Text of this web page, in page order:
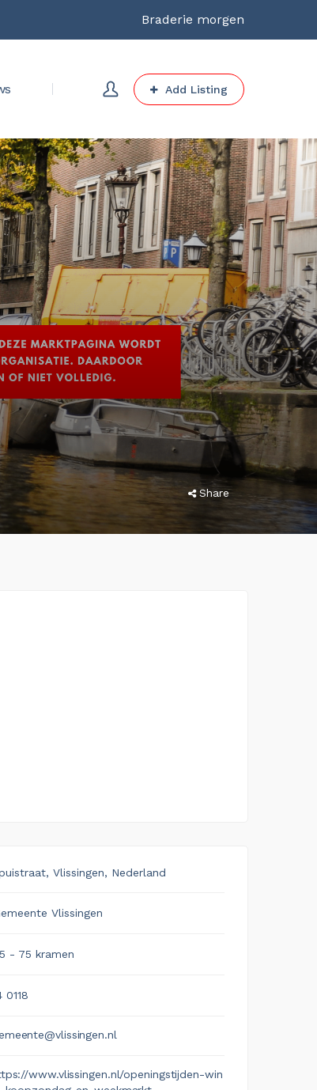
Braderie morgen
Add Listing
Share
Vlissingen, Nederland
Vlissingen
- 75 kramen
0118
www.vlissingen.nl/openingstijden-win